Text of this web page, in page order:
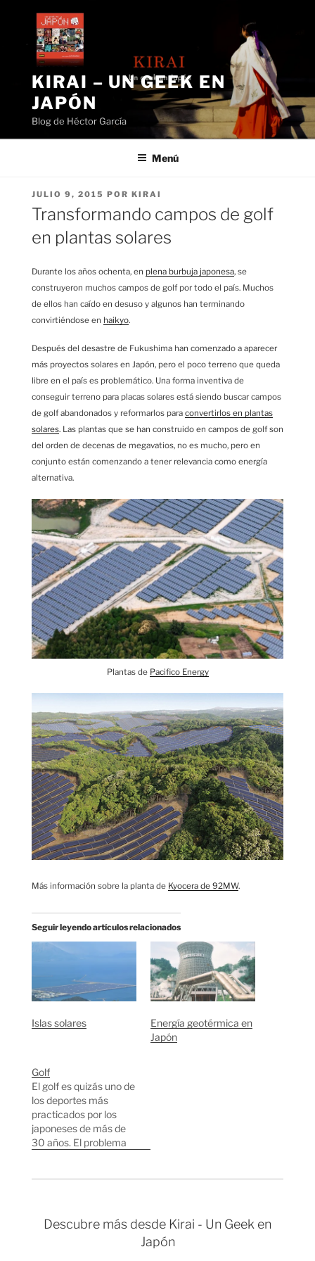
contenido
KIRAI – UN GEEK EN
JAPÓN
Blog de Héctor García
Menú
PUBLICADO
EL
JULIO 9, 2015 POR KIRAI
Transformando campos de golf
en plantas solares
Durante los años ochenta, en plena burbuja japonesa, se
construyeron muchos campos de golf por todo el país. Muchos
de ellos han caído en desuso y algunos han terminando
convirtiéndose en haikyo.
Después del desastre de Fukushima han comenzado a aparecer
más proyectos solares en Japón, pero el poco terreno que queda
libre en el país es problemático. Una forma inventiva de
conseguir terreno para placas solares está siendo buscar campos
de golf abandonados y reformarlos para convertirlos en plantas
solares. Las plantas que se han construido en campos de golf son
del orden de decenas de megavatios, no es mucho, pero en
conjunto están comenzando a tener relevancia como energía
alternativa.
Plantas de Pacifico Energy
Más información sobre la planta de Kyocera de 92MW.
Seguir leyendo artículos relacionados
Islas solares
Energía geotérmica en
Japón
Golf
El golf es quizás uno de
los deportes más
practicados por los
japoneses de más de
30 años. El problema
zonas con unas redes
Descubre más desde Kirai - Un Geek en
Japón